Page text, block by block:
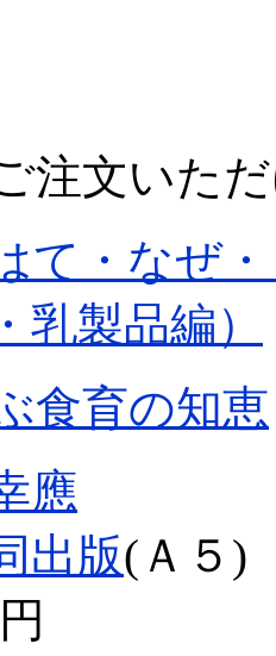
注文いた
て・なぜ
乳製品編）
食育の知恵
應
出版(Ａ５)